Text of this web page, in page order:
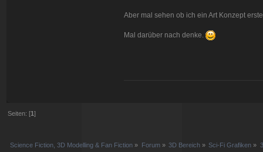
Aber mal sehen ob ich ein Art Konzept
Mal darüber nach denke.
Seiten: [1]
Science Fiction, 3D Modelling & Fan Fiction » Forum» 3D Bereich » Sci-Fi Grafiken »